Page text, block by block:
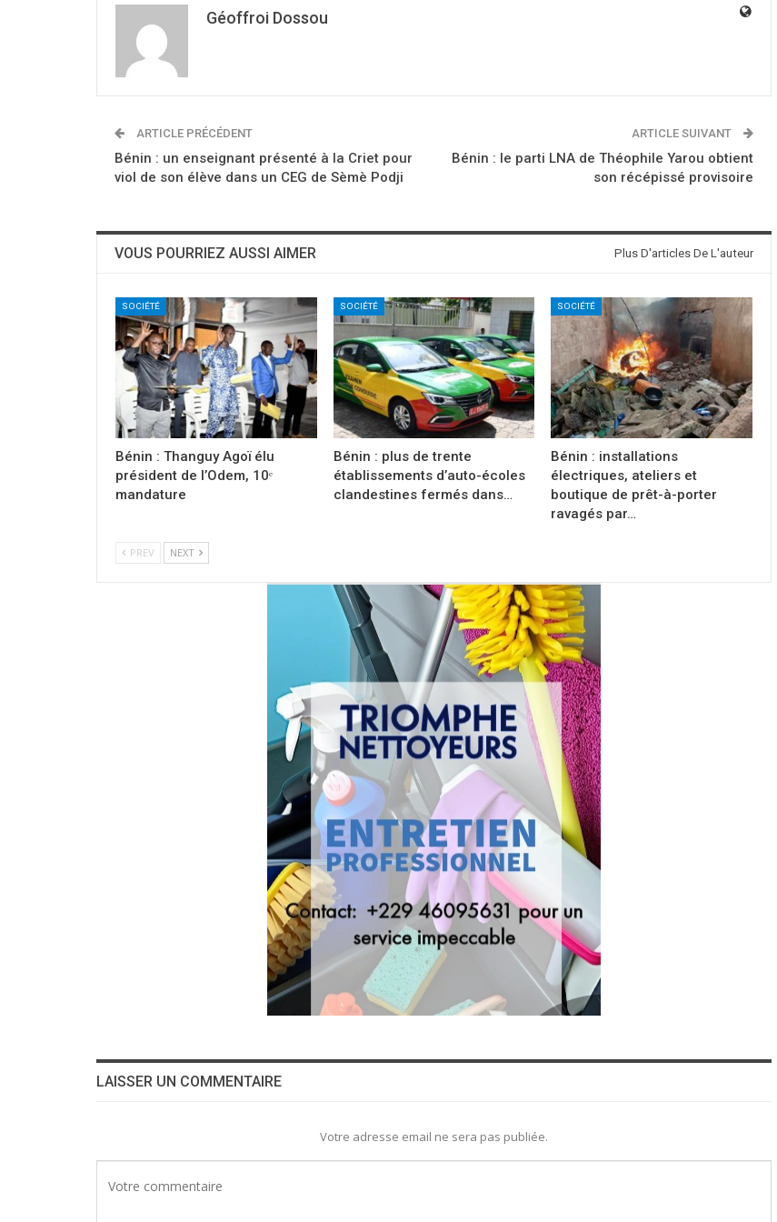
Géoffroi Dossou
ARTICLE PRÉCÉDENT
Bénin : un enseignant présenté à la Criet pour
viol de son élève dans un CEG de Sèmè Podji
ARTICLE SUIVANT
Bénin : le parti LNA de Théophile Yarou obtient
son récépissé provisoire
VOUS POURRIEZ AUSSI AIMER Plus D'articles De L'auteur
SOCIÉTÉ
Bénin : Thanguy Agoï élu
président de l’Odem, 10ᵉ
mandature
SOCIÉTÉ
Bénin : plus de trente
établissements d’auto-écoles
clandestines fermés dans…
SOCIÉTÉ
Bénin : installations
électriques, ateliers et
boutique de prêt-à-porter
ravagés par…
PREV NEXT
LAISSER UN COMMENTAIRE
Votre adresse email ne sera pas publiée.